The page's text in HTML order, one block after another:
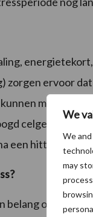
We
We and
may
zorgen ervoor
celgetal in de
een
belang om Selko